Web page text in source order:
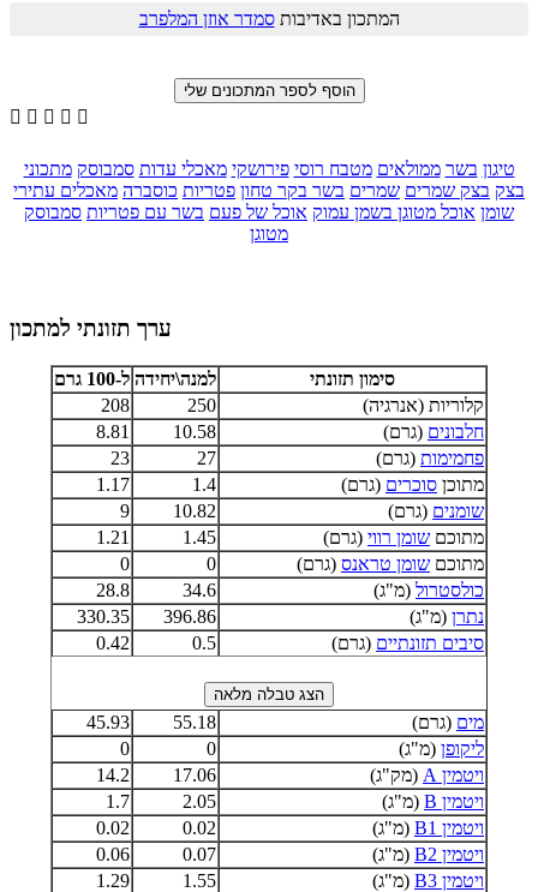
המתכון באדיבותסמדר אוזן המלפרב
    
טיגון בשר ממולאים מטבח רוסי פירושקי מאכלי עדות סמבוסק מתכוני
בצק בצק שמרים שמרים בשר בקר טחון פטריות כוסברה מאכלים עתירי
שומן אוכל מטוגן בשמן עמוק אוכל של פעם בשר עם פטריות סמבוסק
מטוגן
ערך תזונתי למתכון
סימון תזונתי למנה\יחידה ל-100 גרם
קלוריות (אנרגיה)
250
208
חלבונים (גרם) 10.58
8.81
פחמימות (גרם) 27
23
מתוכן סוכרים (גרם) 1.4
1.17
שומנים (גרם) 10.82
9
מתוכם שומן רווי (גרם) 1.45
1.21
מתוכם שומן טראנס (גרם) 0
0
כולסטרול (מ"ג) 34.6
28.8
נתרן (מ"ג) 396.86
330.35
סיבים תזונתיים (גרם) 0.5
0.42
מים (גרם) 55.18
45.93
ליקופן (מ"ג) 0
0
ויטמין A
(מק"ג) 17.06
14.2
ויטמין B
(מ"ג) 2.05
1.7
ויטמין B1
(מ"ג) 0.02
0.02
ויטמין B2
(מ"ג) 0.07
0.06
ויטמין B3
(מ"ג) 1.55
1.29